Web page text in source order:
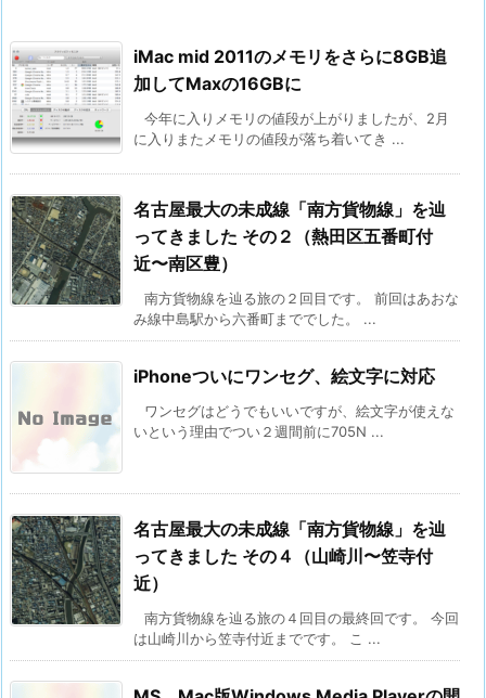
iMac mid 2011のメモリをさらに8GB追
加してMaxの16GBに
今年に入りメモリの値段が上がりましたが、2月
に入りまたメモリの値段が落ち着いてき ...
名古屋最大の未成線「南方貨物線」を辿
ってきました その２（熱田区五番町付
近〜南区豊）
南方貨物線を辿る旅の２回目です。 前回はあおな
み線中島駅から六番町まででした。 ...
iPhoneついにワンセグ、絵文字に対応
ワンセグはどうでもいいですが、絵文字が使えな
いという理由でつい２週間前に705N ...
名古屋最大の未成線「南方貨物線」を辿
ってきました その４（山崎川〜笠寺付
近）
南方貨物線を辿る旅の４回目の最終回です。 今回
は山崎川から笠寺付近までです。 こ ...